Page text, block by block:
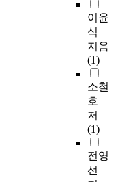
이윤
식
지음
(1)
소철
호
저
(1)
전영
선